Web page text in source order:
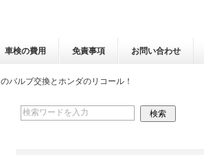
車検の費用 免責事項 お問い合わせ
バルブ交換とホンダのリコール！